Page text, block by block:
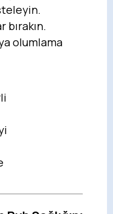
bırakın.
olumlama